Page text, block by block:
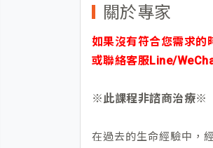
關於專家
如果沒有符合您需求的
或聯絡客服Line/
※此課程非諮商治療※
在過去的生命經驗中，